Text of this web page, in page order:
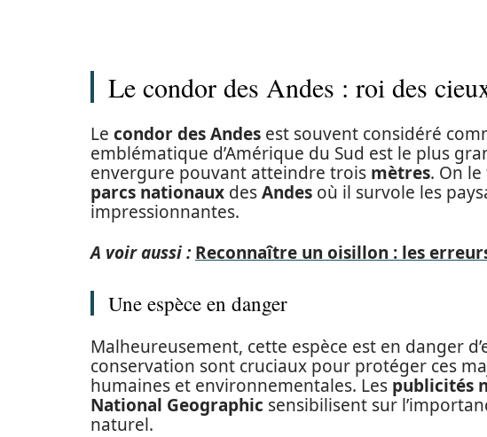
Le condor des Andes : roi des
Le condor des Andes est souvent considéré
emblématique d’Amérique du Sud est le plus
envergure pouvant atteindre trois mètres. On
parcs nationaux desAndes où il survole les
impressionnantes.
A voir aussi : Reconnaître un oisillon : les
Une espèce en danger
Malheureusement, cette espèce est en danger
conservation sont cruciaux pour protéger ces
humaines et environnementales. Les publicités
National Geographic sensibilisent sur
naturel.